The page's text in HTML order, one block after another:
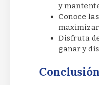
y
Conoce
Disfruta
ganar y